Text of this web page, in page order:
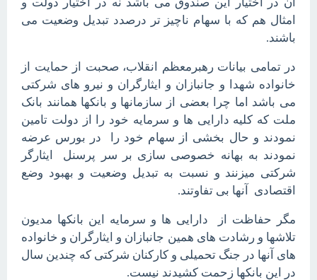
امثال هم که با سهام ناچیز تر درصدد تبدیل وضعیت می
باشند.
در تمامی بیانات رهبرمعظم انقلاب، صحبت از حمایت از
خانواده شهدا و جانبازان و ایثارگران و نیرو های شرکتی
می باشد اما چرا بعضی از سازمانها و بانکها همانند بانک
ملت که کلیه دارایی ها و سرمایه خود را از دولت تامین
نمودند و حال بخشی از سهام خود را در بورس عرضه
نمودند به بهانه خصوصی سازی بر سر پرسنل ایثارگر
شرکتی میزنند و نسبت به تبدیل وضعیت و بهبود وضع
اقتصادی آنها بی تفاوتند.
مگر حفاظت از دارایی ها و سرمایه این بانکها مدیون
تلاشها و رشادت های همین جانبازان و ایثارگران و خانواده
های آنها در جنگ تحمیلی و کارکنان شرکتی که چندین سال
در این بانکها زحمت کشیدند نیست.